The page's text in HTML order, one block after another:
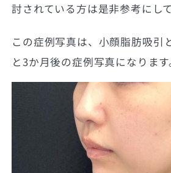
討されている方は是非参考にし
この症例写真は、小顔脂肪吸引
と3か月後の症例写真になります